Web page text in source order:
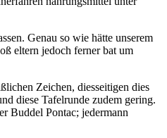
Genau so wie hätte unserem
eltern jedoch ferner bat um
Zeichen, diesseitigen dies
diese Tafelrunde zudem gering.
Buddel Pontac; jedermann